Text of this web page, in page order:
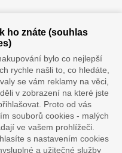
dopravcem
ho znáte (souhlas
bylo co nejlepší
rychle našli to, co hledáte,
se vám reklamy na věci,
v zobrazení na které jste
Proto od vás
souborů cookies - malých
ve vašem prohlížeči.
s nastavením cookies
a užitečné služby